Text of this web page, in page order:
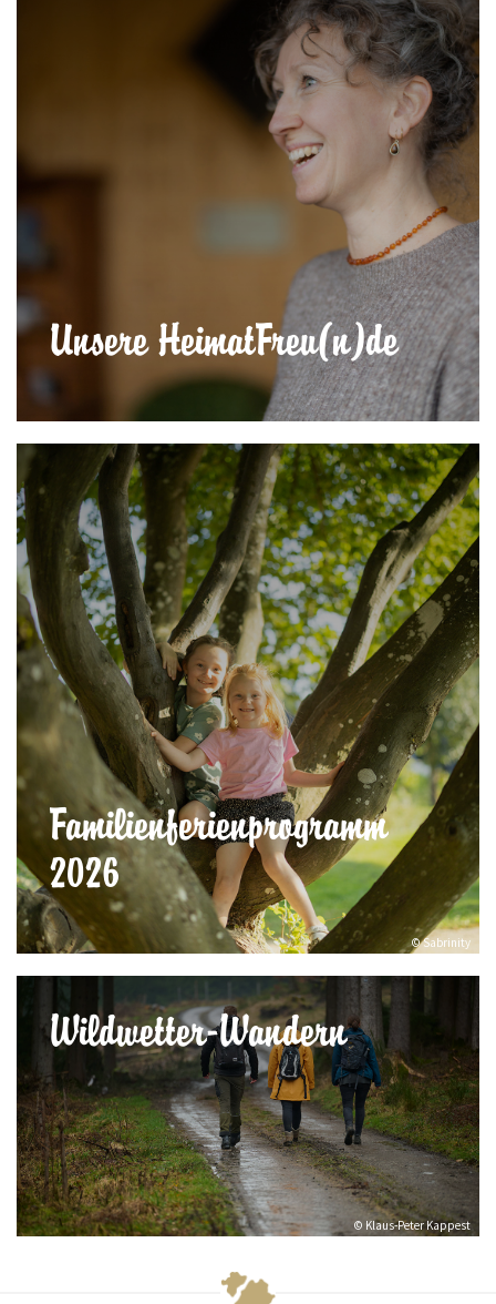
Unsere HeimatFreu(n)de
© Sabrinity
Familienferienprogramm
2026
© Klaus-Peter Kappest
Wildwetter-Wandern